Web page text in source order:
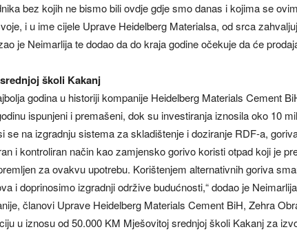
bez kojih ne bismo bili ovdje gdje smo danas i kojima se
i u ime cijele Uprave Heidelberg Materialsa, od srca
je Neimarlija te dodao da do kraja godine očekuje da će
školi Kakanj
godina u historiji kompanije Heidelberg Materials Cement
ispunjeni i premašeni, dok su investiranja iznosila oko 10
se na izgradnju sistema za skladištenje i doziranje RDF-a,
i kontroliran način kao zamjensko gorivo koristi otpad koji je
za ovakvu upotrebu. Korištenjem alternativnih goriva
i doprinosimo izgradnji održive budućnosti,“ dodao je
članovi Uprave Heidelberg Materials Cement BiH, Zehra
u iznosu od 50.000 KM Mješovitoj srednjoj školi Kakanj za